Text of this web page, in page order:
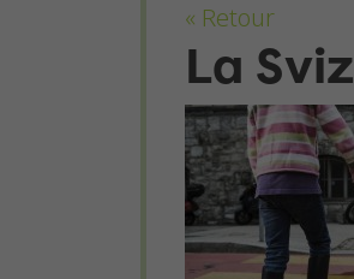
« Retour
La